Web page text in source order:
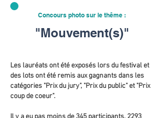
Concours photo sur le thême :
"Mouvement(s)"
Les lauréats ont été exposés lors du festival et
des lots ont été remis aux gagnants dans les
catégories "Prix du jury", "Prix du public" et "Prix
coup de coeur".